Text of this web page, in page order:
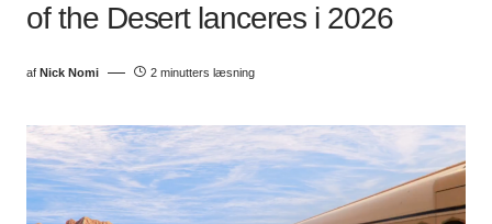
Poland
Russian
of the Desert lanceres i 2026
af Nick Nomi 2 minutters læsning